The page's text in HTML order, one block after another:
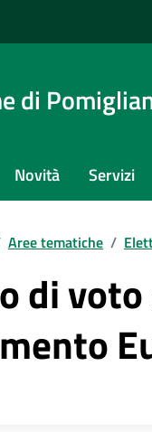
di
Novità Servizi
Aree tematiche /
di